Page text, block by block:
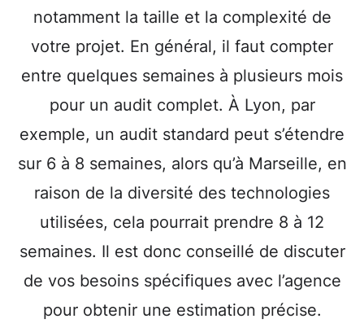
notamment la taille et la complexité de
votre projet. En général, il faut compter
entre quelques semaines à plusieurs mois
pour un audit complet. À Lyon, par
exemple, un audit standard peut s’étendre
sur 6 à 8 semaines, alors qu’à Marseille, en
raison de la diversité des technologies
utilisées, cela pourrait prendre 8 à 12
semaines. Il est donc conseillé de discuter
de vos besoins spécifiques avec l’agence
pour obtenir une estimation précise.